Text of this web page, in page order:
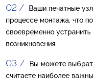
Ваши печатные
процессе монтажа, что
своевременно
возникновения
Вы можете
считаете наиболее